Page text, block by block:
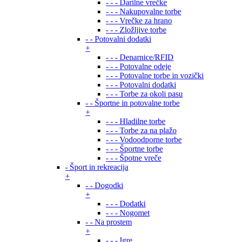
- - - Darilne vrečke
- - - Nakupovalne torbe
- - - Vrečke za hrano
- - - Zložljive torbe
- - Potovalni dodatki
+
- - - Denarnice/RFID
- - - Potovalne odeje
- - - Potovalne torbe in vozički
- - - Potovalni dodatki
- - - Torbe za okoli pasu
- - Športne in potovalne torbe
+
- - - Hladilne torbe
- - - Torbe za na plažo
- - - Vodoodporne torbe
- - - Športne torbe
- - - Špotne vreče
- Šport in rekreacija
+
- - Dogodki
+
- - - Dodatki
- - - Nogomet
- - Na prostem
+
- - - Igre